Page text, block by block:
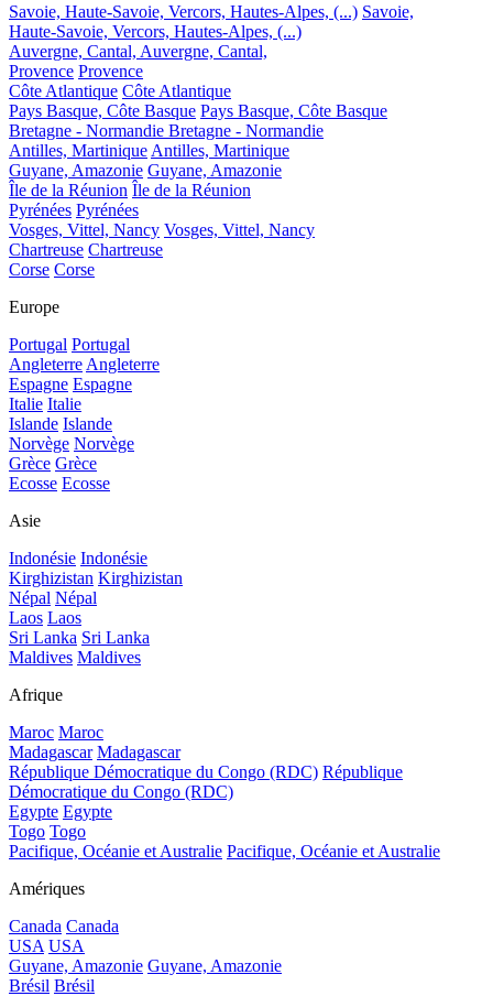
Savoie, Haute-Savoie, Vercors, Hautes-Alpes, (...) Savoie,
Haute-Savoie, Vercors, Hautes-Alpes, (...)
Auvergne, Cantal, Auvergne, Cantal,
Provence Provence
Côte Atlantique Côte Atlantique
Pays Basque, Côte Basque Pays Basque, Côte Basque
Bretagne - Normandie Bretagne - Normandie
Antilles, Martinique Antilles, Martinique
Guyane, Amazonie Guyane, Amazonie
Île de la Réunion Île de la Réunion
Pyrénées Pyrénées
Vosges, Vittel, Nancy Vosges, Vittel, Nancy
Chartreuse Chartreuse
Corse Corse
Europe
Portugal Portugal
Angleterre Angleterre
Espagne Espagne
Italie Italie
Islande Islande
Norvège Norvège
Grèce Grèce
Ecosse Ecosse
Asie
Indonésie Indonésie
Kirghizistan Kirghizistan
Népal Népal
Laos Laos
Sri Lanka Sri Lanka
Maldives Maldives
Afrique
Maroc Maroc
Madagascar Madagascar
République Démocratique du Congo (RDC) République
Démocratique du Congo (RDC)
Egypte Egypte
Togo Togo
Pacifique, Océanie et Australie Pacifique, Océanie et Australie
Amériques
Canada Canada
USA USA
Guyane, Amazonie Guyane, Amazonie
Brésil Brésil